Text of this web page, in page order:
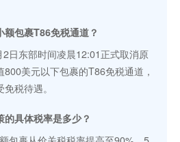
包裹T86免税通道？
日东部时间凌晨12:01正式取消原
美元以下包裹的T86免税通道，
税待遇。
具体税率是多少？